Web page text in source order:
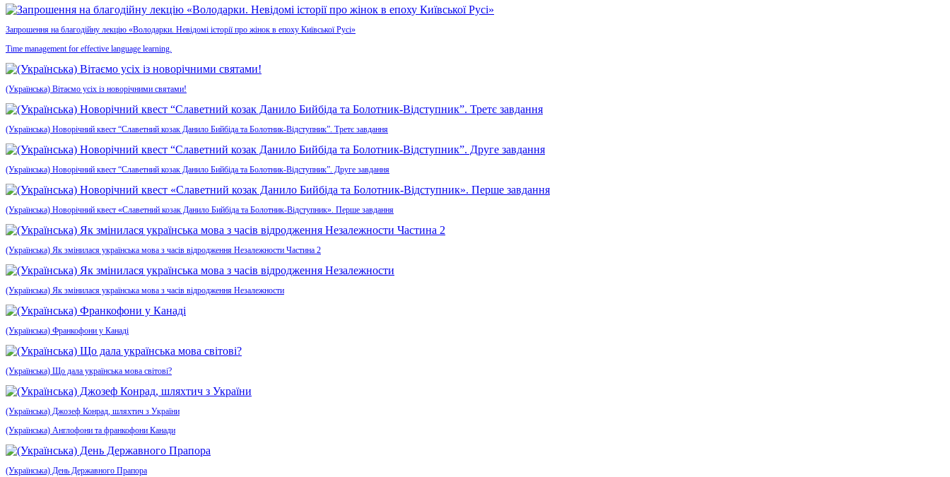
Запрошення на благодійну лекцію «Володарки. Невідомі історії про жінок в епоху Київської Русі»
Time management for effective language learning.
(Українська) Вітаємо усіх із новорічними святами!
(Українська) Новорічний квест “Славетний козак Данило Бийбіда та Болотник-Відступник”. Третє завдання
(Українська) Новорічний квест “Славетний козак Данило Бийбіда та Болотник-Відступник”. Друге завдання
(Українська) Новорічний квест «Славетний козак Данило Бийбіда та Болотник-Відступник». Перше завдання
(Українська) Як змінилася українська мова з часів відродження Незалежности Частина 2
(Українська) Як змінилася українська мова з часів відродження Незалежности
(Українська) Франкофони у Канаді
(Українська) Що дала українська мова світові?
(Українська) Джозеф Конрад, шляхтич з України
(Українська) Англофони та франкофони Канади
(Українська) День Державного Прапора